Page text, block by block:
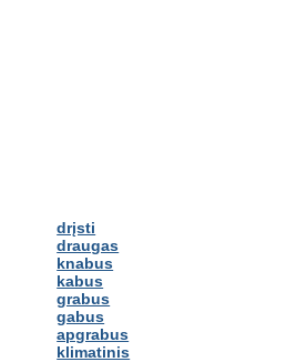
drįsti
draugas
knabus
kabus
grabus
gabus
apgrabus
klimatinis